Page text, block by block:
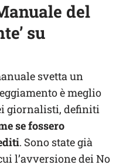
del
su
svetta un
è meglio
giornalisti, definiti
se fossero
. Sono state già
l’avversione dei No